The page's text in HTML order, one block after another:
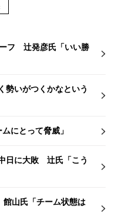
フ 辻発彦氏「いい勝
勢いがつくかなという
にとって脅威」
日に大敗 辻氏「こう
山氏「チーム状態は